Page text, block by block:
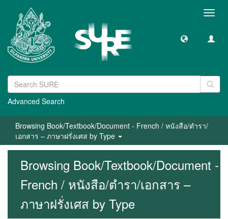
Advanced Search
Browsing Book/Textbook/Document - French / หนังสือ/ตำรา/
เอกสาร – ภาษาฝรั่งเศส by Type
Browsing Book/Textbook/Document -
French / หนังสือ/ตำรา/เอกสาร –
ภาษาฝรั่งเศส by Type